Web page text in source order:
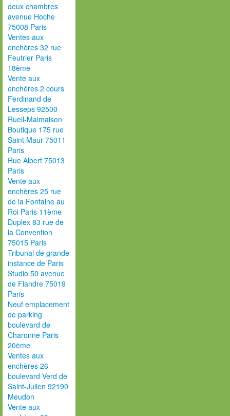
deux chambres
avenue Hoche
75008 Paris
Ventes aux
enchères 32 rue
Feutrier Paris
18ème
Vente aux
enchères 2 cours
Ferdinand de
Lesseps 92500
Rueil-Malmaison
Boutique 175 rue
Saint Maur 75011
Paris
Rue Albert 75013
Paris
Vente aux
enchères 25 rue
de la Fontaine au
Roi Paris 11ème
Duplex 83 rue de
la Convention
75015 Paris
Tribunal de grande
instance de Paris
Studio 50 avenue
de Flandre 75019
Paris
Neuf emplacement
de parking
boulevard de
Charonne Paris
20ème
Ventes aux
enchères 26
boulevard Verd de
Saint-Julien 92190
Meudon
Vente aux